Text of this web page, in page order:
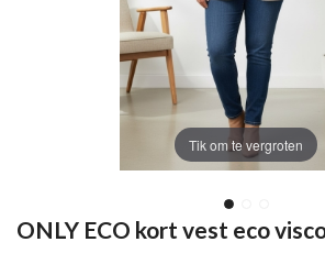
Tik om te vergroten
ONLY ECO kort vest eco